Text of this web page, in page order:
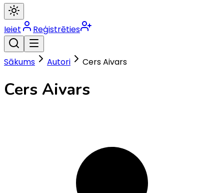
Ieiet Reģistrēties
Sākums Autori Cers Aivars
Cers Aivars